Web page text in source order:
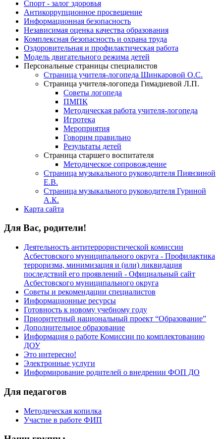
Спорт - залог здоровья
Антикоррупционное просвещение
Информационная безопасность
Независимая оценка качества образования
Комплексная безопасность и охрана труда
Оздоровительная и профилактическая работа
Модель двигательного режима детей
Персональные страницы специалистов
Страница учителя-логопеда Шинкаровой О.С.
Страница учителя-логопеда Гимадиевой Л.П.
Советы логопеда
ПМПК
Методическая работа учителя-логопеда
Игротека
Мероприятия
Говорим правильно
Результаты детей
Страница старшего воспитателя
Методическое сопровождение
Страница музыкального руководителя Пиянзиной
Е.В.
Страница музыкального руководителя Гуриной
А.К.
Карта сайта
Для Вас, родители!
Деятельность антитеррористической комиссии
Асбестовского муниципального округа - Профилактика
терроризма, минимизация и (или) ликвидация
последствий его проявлений - Официальный сайт
Асбестовского муниципального округа
Советы и рекомендации специалистов
Информационные ресурсы
Готовность к новому учебному году
Приоритетный национальный проект “Образование”
Дополнительное образование
Информация о работе Комиссии по комплектованию
ДОУ
Это интересно!
Электронные услуги
Информирование родителей о внедрении ФОП ДО
Для педагогов
Методическая копилка
Участие в работе ФИП